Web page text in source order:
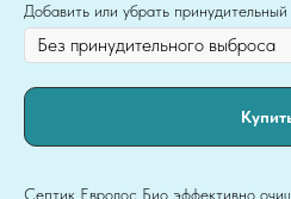
Добавить или убрать
Септик Евролос Био эффективно